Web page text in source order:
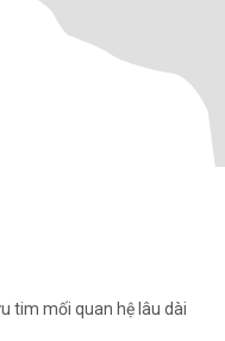
tim mối quan hệ lâu dài